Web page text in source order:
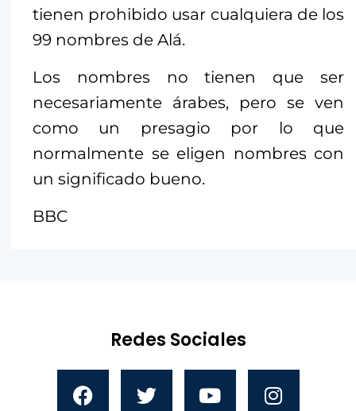
tienen prohibido usar cualquiera de los
99 nombres de Alá.
Los nombres no tienen que ser
necesariamente árabes, pero se ven
como un presagio por lo que
normalmente se eligen nombres con
un significado bueno.
BBC
Redes Sociales